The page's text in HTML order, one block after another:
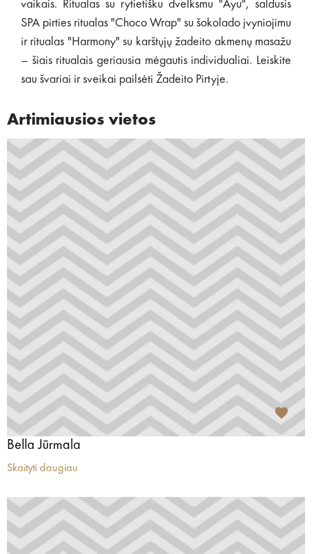
vaikais. Ritualas su rytietišku dvelksmu "Ayu", saldusis
SPA pirties ritualas "Choco Wrap" su šokolado įvyniojimu
ir ritualas "Harmony" su karštųjų žadeito akmenų masažu
– šiais ritualais geriausia mėgautis individualiai. Leiskite
sau švariai ir sveikai pailsėti Žadeito Pirtyje.
Artimiausios vietos
Bella Jūrmala
Skaityti daugiau